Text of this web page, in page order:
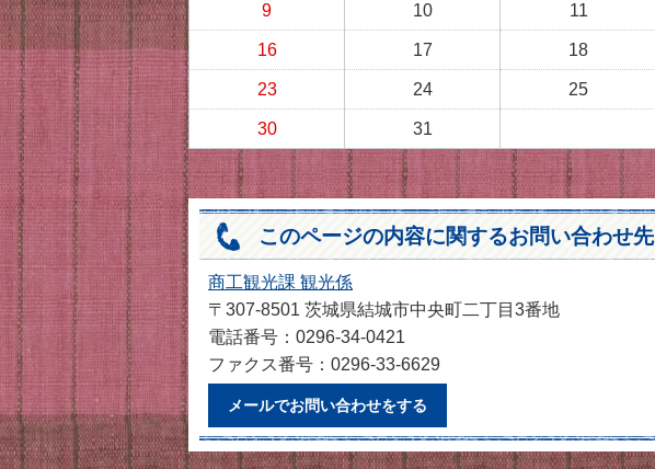
9 10 11
16 17 18
23 24 25
30 31
このページの内容に関するお問い合わせ先
商工観光課 観光係
〒307-8501 茨城県結城市中央町二丁目3番地
電話番号：0296-34-0421
ファクス番号：0296-33-6629
メールでお問い合わせをする